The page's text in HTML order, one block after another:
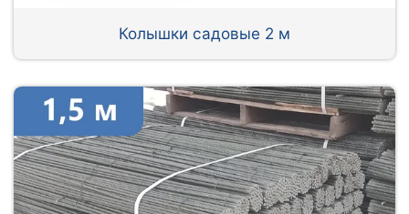
Колышки садовые 2 м